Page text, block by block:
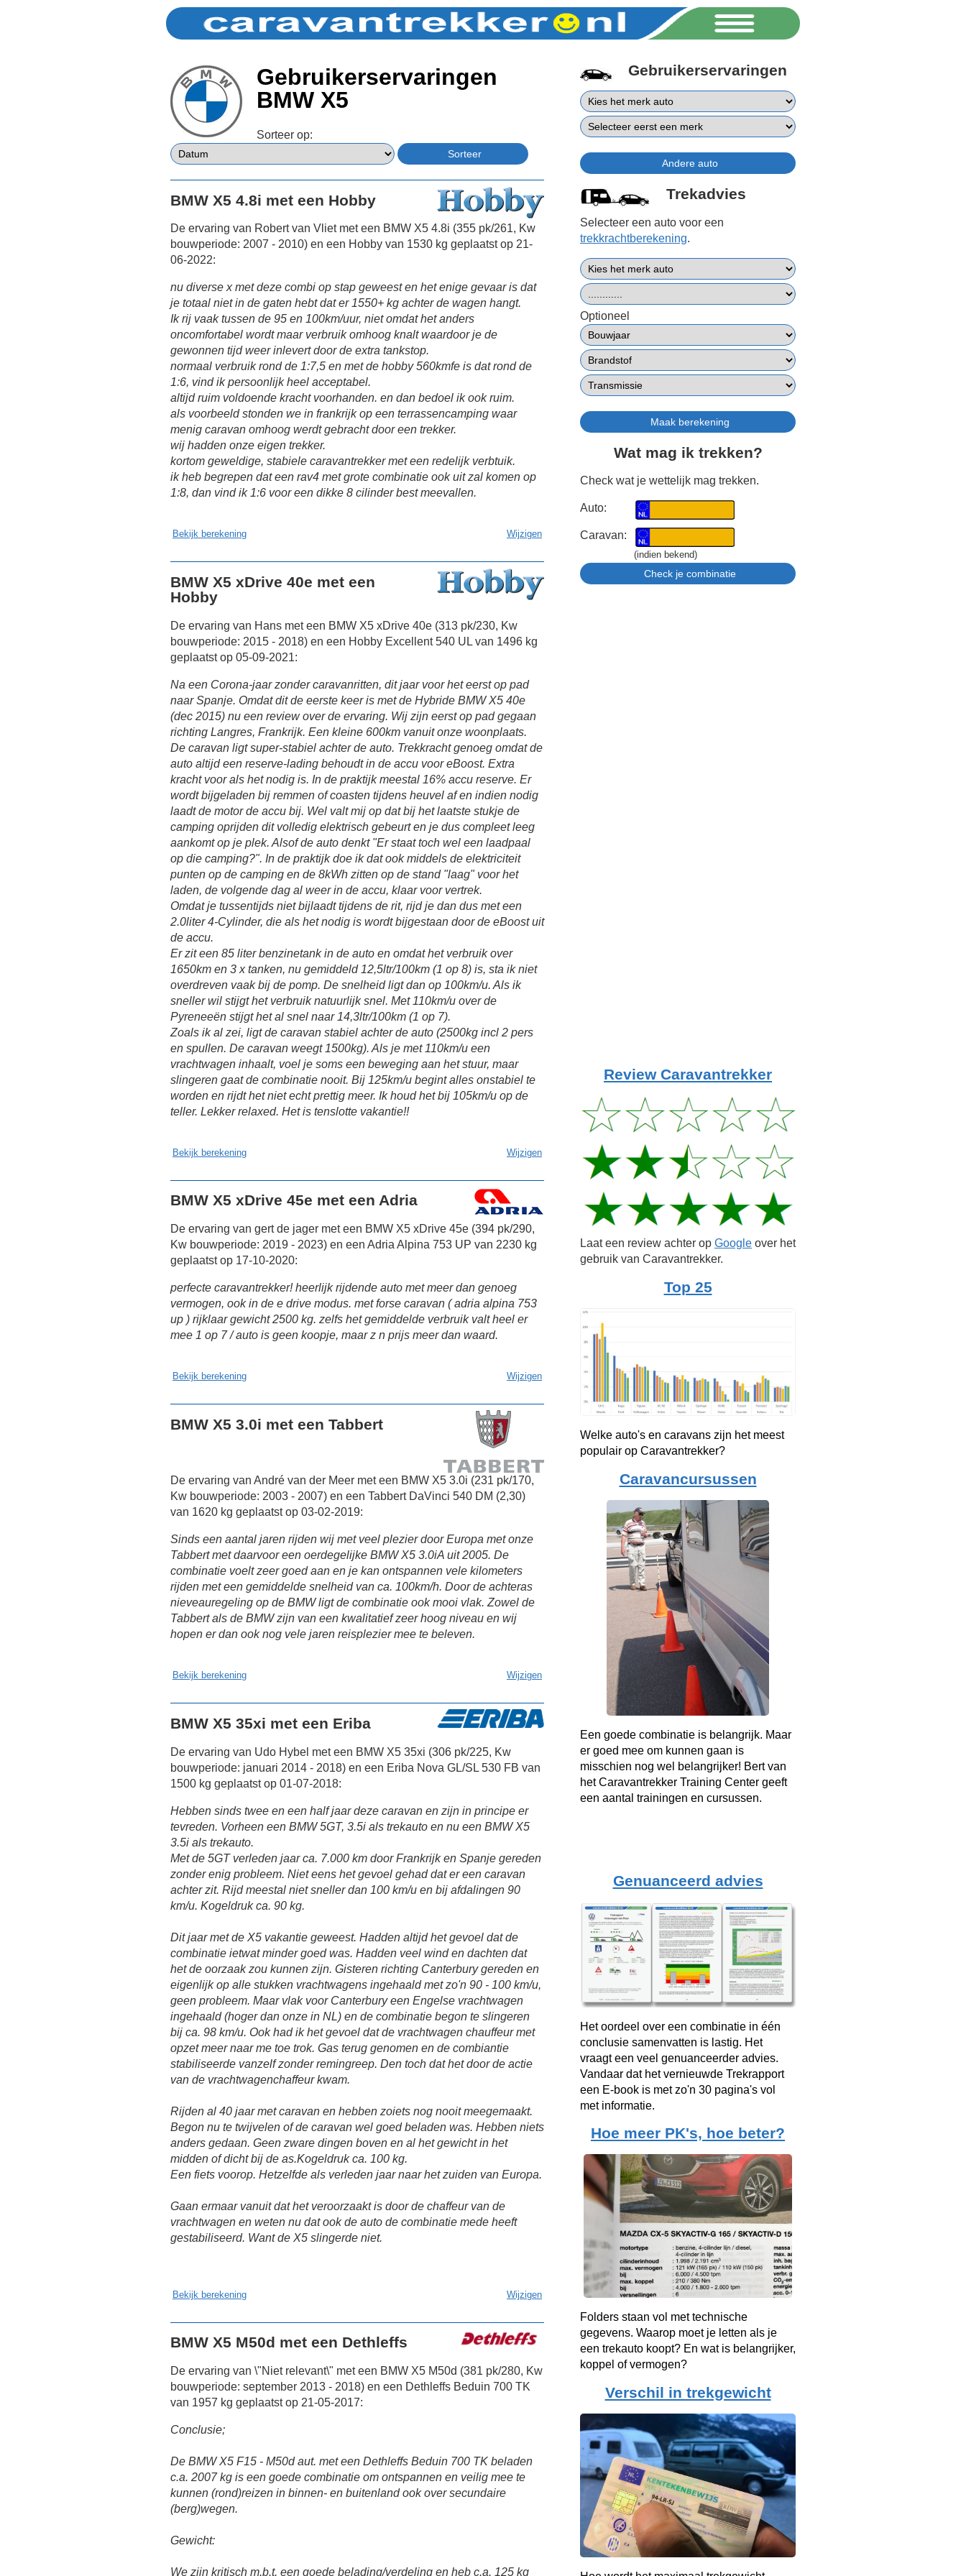
Gebruikerservaringen
BMW X5
Sorteer op:
BMW X5 4.8i met een Hobby
De ervaring van Robert van Vliet met een BMW X5 4.8i (355 pk/261, Kw
bouwperiode: 2007 - 2010) en een Hobby van 1530 kg geplaatst op 21-
06-2022:
nu diverse x met deze combi op stap geweest en het enige gevaar is dat
je totaal niet in de gaten hebt dat er 1550+ kg achter de wagen hangt.
Ik rij vaak tussen de 95 en 100km/uur, niet omdat het anders
oncomfortabel wordt maar verbruik omhoog knalt waardoor je de
gewonnen tijd weer inlevert door de extra tankstop.
normaal verbruik rond de 1:7,5 en met de hobby 560kmfe is dat rond de
1:6, vind ik persoonlijk heel acceptabel.
altijd ruim voldoende kracht voorhanden. en dan bedoel ik ook ruim.
als voorbeeld stonden we in frankrijk op een terrassencamping waar
menig caravan omhoog werdt gebracht door een trekker.
wij hadden onze eigen trekker.
kortom geweldige, stabiele caravantrekker met een redelijk verbtuik.
ik heb begrepen dat een rav4 met grote combinatie ook uit zal komen op
1:8, dan vind ik 1:6 voor een dikke 8 cilinder best meevallen.
Bekijk berekening Wijzigen
BMW X5 xDrive 40e met een
Hobby
De ervaring van Hans met een BMW X5 xDrive 40e (313 pk/230, Kw
bouwperiode: 2015 - 2018) en een Hobby Excellent 540 UL van 1496 kg
geplaatst op 05-09-2021:
Na een Corona-jaar zonder caravanritten, dit jaar voor het eerst op pad
naar Spanje. Omdat dit de eerste keer is met de Hybride BMW X5 40e
(dec 2015) nu een review over de ervaring. Wij zijn eerst op pad gegaan
richting Langres, Frankrijk. Een kleine 600km vanuit onze woonplaats.
De caravan ligt super-stabiel achter de auto. Trekkracht genoeg omdat de
auto altijd een reserve-lading behoudt in de accu voor eBoost. Extra
kracht voor als het nodig is. In de praktijk meestal 16% accu reserve. Er
wordt bijgeladen bij remmen of coasten tijdens heuvel af en indien nodig
laadt de motor de accu bij. Wel valt mij op dat bij het laatste stukje de
camping oprijden dit volledig elektrisch gebeurt en je dus compleet leeg
aankomt op je plek. Alsof de auto denkt "Er staat toch wel een laadpaal
op die camping?". In de praktijk doe ik dat ook middels de elektriciteit
punten op de camping en de 8kWh zitten op de stand "laag" voor het
laden, de volgende dag al weer in de accu, klaar voor vertrek.
Omdat je tussentijds niet bijlaadt tijdens de rit, rijd je dan dus met een
2.0liter 4-Cylinder, die als het nodig is wordt bijgestaan door de eBoost uit
de accu.
Er zit een 85 liter benzinetank in de auto en omdat het verbruik over
1650km en 3 x tanken, nu gemiddeld 12,5ltr/100km (1 op 8) is, sta ik niet
overdreven vaak bij de pomp. De snelheid ligt dan op 100km/u. Als ik
sneller wil stijgt het verbruik natuurlijk snel. Met 110km/u over de
Pyreneeën stijgt het al snel naar 14,3ltr/100km (1 op 7).
Zoals ik al zei, ligt de caravan stabiel achter de auto (2500kg incl 2 pers
en spullen. De caravan weegt 1500kg). Als je met 110km/u een
vrachtwagen inhaalt, voel je soms een beweging aan het stuur, maar
slingeren gaat de combinatie nooit. Bij 125km/u begint alles onstabiel te
worden en rijdt het niet echt prettig meer. Ik houd het bij 105km/u op de
teller. Lekker relaxed. Het is tenslotte vakantie!!
Bekijk berekening Wijzigen
BMW X5 xDrive 45e met een Adria
De ervaring van gert de jager met een BMW X5 xDrive 45e (394 pk/290,
Kw bouwperiode: 2019 - 2023) en een Adria Alpina 753 UP van 2230 kg
geplaatst op 17-10-2020:
perfecte caravantrekker! heerlijk rijdende auto met meer dan genoeg
vermogen, ook in de e drive modus. met forse caravan ( adria alpina 753
up ) rijklaar gewicht 2500 kg. zelfs het gemiddelde verbruik valt heel er
mee 1 op 7 / auto is geen koopje, maar z n prijs meer dan waard.
Bekijk berekening Wijzigen
BMW X5 3.0i met een Tabbert
De ervaring van André van der Meer met een BMW X5 3.0i (231 pk/170,
Kw bouwperiode: 2003 - 2007) en een Tabbert DaVinci 540 DM (2,30)
van 1620 kg geplaatst op 03-02-2019:
Sinds een aantal jaren rijden wij met veel plezier door Europa met onze
Tabbert met daarvoor een oerdegelijke BMW X5 3.0iA uit 2005. De
combinatie voelt zeer goed aan en je kan ontspannen vele kilometers
rijden met een gemiddelde snelheid van ca. 100km/h. Door de achteras
nieveauregeling op de BMW ligt de combinatie ook mooi vlak. Zowel de
Tabbert als de BMW zijn van een kwalitatief zeer hoog niveau en wij
hopen er dan ook nog vele jaren reisplezier mee te beleven.
Bekijk berekening Wijzigen
BMW X5 35xi met een Eriba
De ervaring van Udo Hybel met een BMW X5 35xi (306 pk/225, Kw
bouwperiode: januari 2014 - 2018) en een Eriba Nova GL/SL 530 FB van
1500 kg geplaatst op 01-07-2018:
Hebben sinds twee en een half jaar deze caravan en zijn in principe er
tevreden. Vorheen een BMW 5GT, 3.5i als trekauto en nu een BMW X5
3.5i als trekauto.
Met de 5GT verleden jaar ca. 7.000 km door Frankrijk en Spanje gereden
zonder enig probleem. Niet eens het gevoel gehad dat er een caravan
achter zit. Rijd meestal niet sneller dan 100 km/u en bij afdalingen 90
km/u. Kogeldruk ca. 90 kg.
Dit jaar met de X5 vakantie geweest. Hadden altijd het gevoel dat de
combinatie ietwat minder goed was. Hadden veel wind en dachten dat
het de oorzaak zou kunnen zijn. Gisteren richting Canterbury gereden en
eigenlijk op alle stukken vrachtwagens ingehaald met zo'n 90 - 100 km/u,
geen probleem. Maar vlak voor Canterbury een Engelse vrachtwagen
ingehaald (hoger dan onze in NL) en de combinatie begon te slingeren
bij ca. 98 km/u. Ook had ik het gevoel dat de vrachtwagen chauffeur met
opzet meer naar me toe trok. Gas terug genomen en de combiantie
stabiliseerde vanzelf zonder remingreep. Den toch dat het door de actie
van de vrachtwagenchaffeur kwam.
Rijden al 40 jaar met caravan en hebben zoiets nog nooit meegemaakt.
Begon nu te twijvelen of de caravan wel goed beladen was. Hebben niets
anders gedaan. Geen zware dingen boven en al het gewicht in het
midden of dicht bij de as.Kogeldruk ca. 100 kg.
Een fiets voorop. Hetzelfde als verleden jaar naar het zuiden van Europa.
Gaan ermaar vanuit dat het veroorzaakt is door de chaffeur van de
vrachtwagen en weten nu dat ook de auto de combinatie mede heeft
gestabiliseerd. Want de X5 slingerde niet.
Bekijk berekening Wijzigen
BMW X5 M50d met een Dethleffs
De ervaring van \"Niet relevant\" met een BMW X5 M50d (381 pk/280, Kw
bouwperiode: september 2013 - 2018) en een Dethleffs Beduin 700 TK
van 1957 kg geplaatst op 21-05-2017:
Conclusie;
De BMW X5 F15 - M50d aut. met een Dethleffs Beduin 700 TK beladen
c.a. 2007 kg is een goede combinatie om ontspannen en veilig mee te
kunnen (rond)reizen in binnen- en buitenland ook over secundaire
(berg)wegen.
Gewicht:
We zijn kritisch m.b.t. een goede belading/verdeling en heb c.a. 125 kg
Gebruikerservaringen
Trekadvies
Selecteer een auto voor een
trekkrachtberekening.
Optioneel
Wat mag ik trekken?
Check wat je wettelijk mag trekken.
Auto:
Caravan:
(indien bekend)
Review Caravantrekker
Laat een review achter op Google over het
gebruik van Caravantrekker.
Top 25
Welke auto's en caravans zijn het meest
populair op Caravantrekker?
Caravancursussen
Een goede combinatie is belangrijk. Maar
er goed mee om kunnen gaan is
misschien nog wel belangrijker! Bert van
het Caravantrekker Training Center geeft
een aantal trainingen en cursussen.
Genuanceerd advies
Het oordeel over een combinatie in één
conclusie samenvatten is lastig. Het
vraagt een veel genuanceerder advies.
Vandaar dat het vernieuwde Trekrapport
een E-book is met zo'n 30 pagina's vol
met informatie.
Hoe meer PK's, hoe beter?
Folders staan vol met technische
gegevens. Waarop moet je letten als je
een trekauto koopt? En wat is belangrijker,
koppel of vermogen?
Verschil in trekgewicht